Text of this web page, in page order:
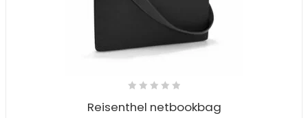
Reisenthel netbookbag